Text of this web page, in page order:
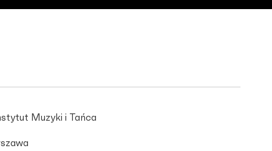
Muzyki i Tańca